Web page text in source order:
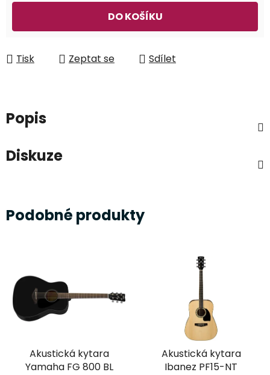
DO KOŠÍKU
Tisk Zeptat se Sdílet
Popis
Diskuze
Podobné produkty
Akustická kytara
Yamaha FG 800 BL
Akustická kytara
Ibanez PF15-NT